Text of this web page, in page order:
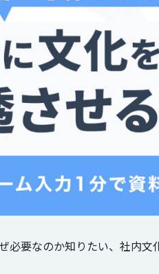
必要なのか知りたい、社内